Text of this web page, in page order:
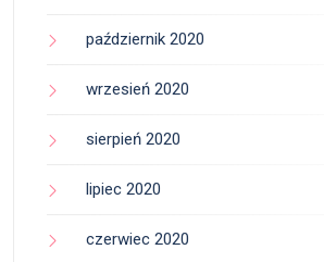
październik 2020
wrzesień 2020
sierpień 2020
lipiec 2020
czerwiec 2020